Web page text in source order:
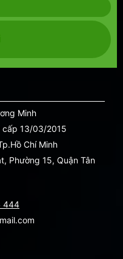
Minh
cấp 13/03/2015
Chí Minh
Phường 15, Quận Tân
444